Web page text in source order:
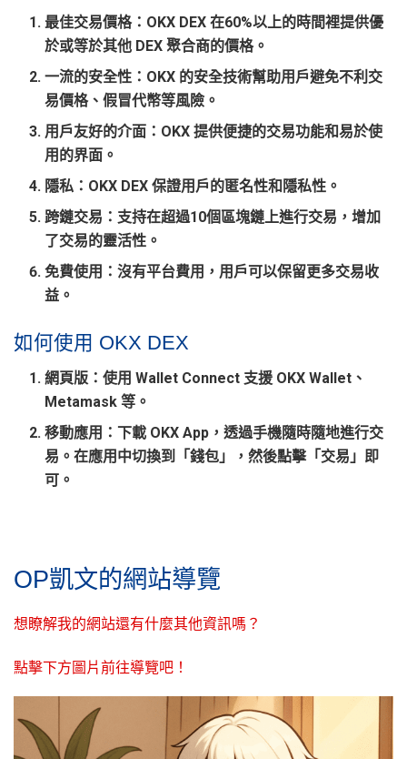
最佳交易價格：OKX DEX 在60%以上的時間裡提供優
於或等於其他 DEX 聚合商的價格。
一流的安全性 ：OKX 的安全技術幫助用戶避免不利交
易價格、假冒代幣等風險。
用戶友好的介面 ：OKX 提供便捷的交易功能和易於使
用的界面。
隱私 ：OKX DEX 保證用戶的匿名性和隱私性。
跨鏈交易 ：支持在超過10個區塊鏈上進行交易，增加
了交易的靈活性。
免費使用 ：沒有平台費用，用戶可以保留更多交易收
益。
如何使用 OKX DEX
網頁版 ：使用 Wallet Connect 支援 OKX Wallet、
Metamask 等。
移動應用 ：下載 OKX App，透過手機隨時隨地進行交
易。在應用中切換到「錢包」，然後點擊「交易」即
可。
OP凱文的網站導覽
想瞭解我的網站還有什麼其他資訊嗎？
點擊下方圖片前往導覽吧！